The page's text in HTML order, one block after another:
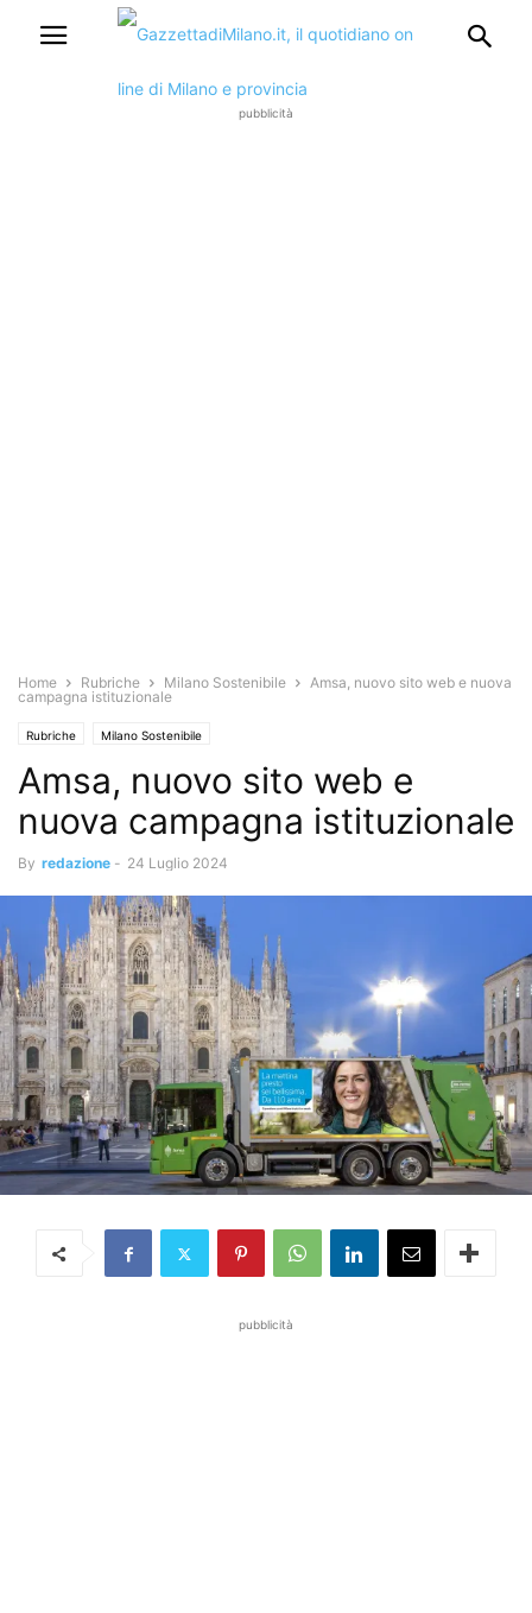
pubblicità
Home Rubriche Milano Sostenibile
Amsa, nuovo sito web e nuova
campagna istituzionale
Rubriche Milano Sostenibile
Amsa, nuovo sito web e
nuova campagna istituzionale
By redazione - 24 Luglio 2024
pubblicità